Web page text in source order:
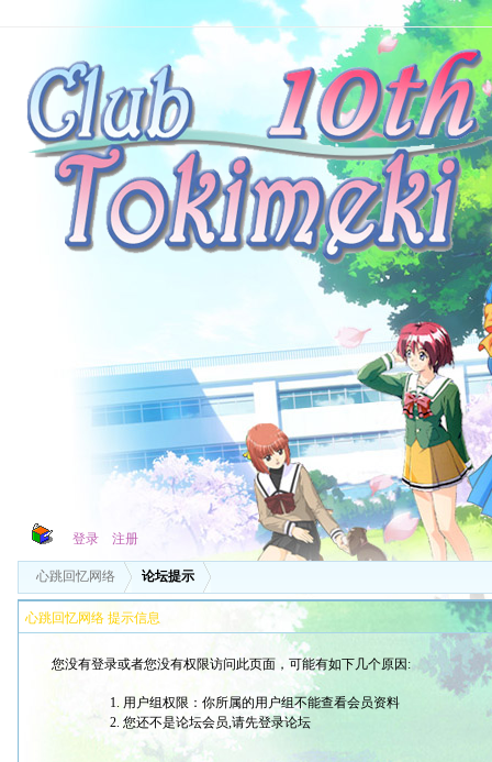
登录 注册
心跳回忆网络 论坛提示
心跳回忆网络 提示信息
您没有登录或者您没有权限访问此页面，可能有如下几个原因:
用户组权限：你所属的用户组不能查看会员资料
您还不是论坛会员,请先登录论坛